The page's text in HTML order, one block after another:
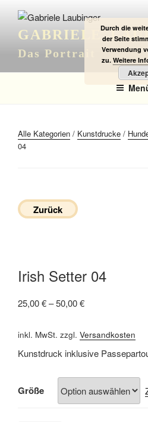
Inhalt
springenGABRIELE
Das Portrait
Alle Kategorien / Kunstdrucke /
04
Zurück
Irish Setter 04
25,00€–50,00€
inkl. MwSt. zzgl. Versandkosten
Kunstdruck inklusive
Größe
Durch die
der Seite
Verwendung
zu. Weitere